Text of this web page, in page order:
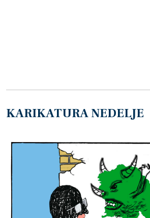
KARIKATURA NEDELJE